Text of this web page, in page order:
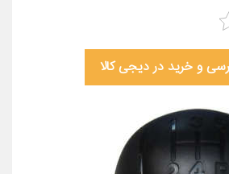
و خرید در دیجی کالا